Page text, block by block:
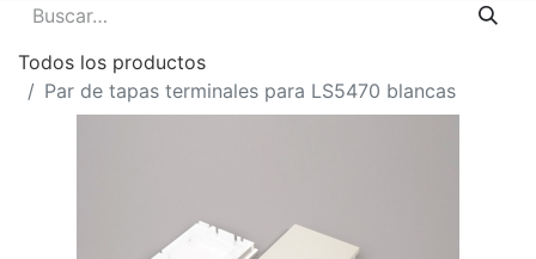
Todos los productos
Par de tapas terminales para LS5470 blancas